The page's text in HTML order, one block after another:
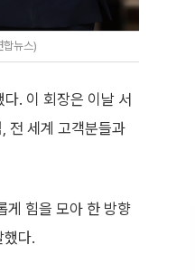
뉴스)
. 이 회장은 이날 서
전 세계 고객분들과
게 힘을 모아 한 방향
했다.